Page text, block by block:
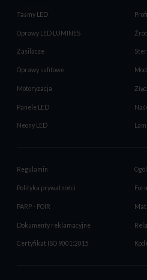
Taśmy LED
Oprawy LED LUMINES
Zasilacze
Oprawy sufitowe
Motoryzacja
Panele LED
Neony LED
Regulamin
Polityka prywatności
PARP - POIR
Dokumenty reklamacyjne
Certyfikat ISO 9001:2015